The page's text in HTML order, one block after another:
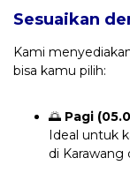
Sesuaikan
Kami
bisa kamu pilih:
🌅 Pagi
Ideal untuk
di